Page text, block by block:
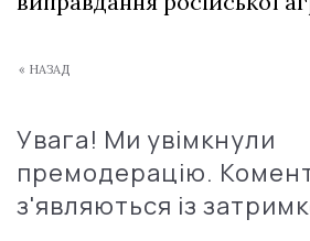
« НАЗАД
Увага! Ми увімкнули
премодерацію.
з'являються із